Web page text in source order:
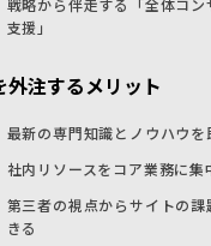
支援」
外注するメリット
最新の専門知識とノウハウを
社内リソースをコア業務に集
第三者の視点からサイトの
きる